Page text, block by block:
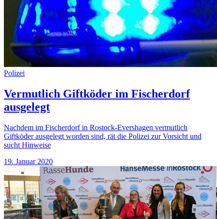
Polizei
Vermutlich Giftköder im Fischerdorf
ausgelegt
Nachdem im Fischerdorf in Rostock-Evershagen vermutlich
Giftköder ausgelegt worden sind, rät die Polizei zur Vorsicht und
sucht Hinweise
19. Januar 2020